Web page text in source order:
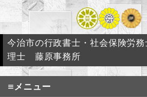
今治市の行政書士・社会保険労
理士 藤原事務所
≡ メニュー